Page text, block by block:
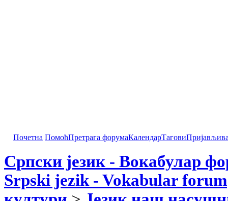
Почетна ПомоћПретрага форумаКалендарТагови
Српски језик - Вокабулар
Srpski jezik - Vokabular forum